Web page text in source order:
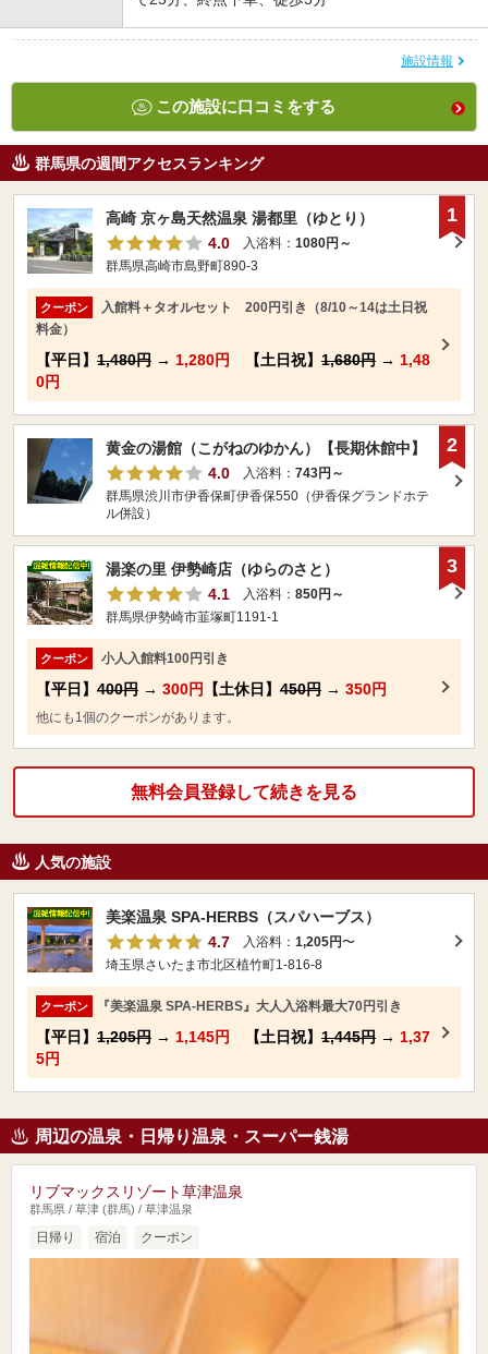
施設情報
この施設に口コミをする
群馬県の週間アクセスランキング
高崎 京ヶ島天然温泉 湯都里（ゆとり）
4.0
入浴料： 1080円～
群馬県高崎市島野町890-3
クーポン
入館料＋タオルセット 200円引き（8/10～14は土日祝
料金）
【平日】 1,480円 → 1,280円 【土日祝】 1,680円 → 1,48
0円
1
黄金の湯館（こがねのゆかん）【長期休館中】
4.0
入浴料： 743円～
群馬県渋川市伊香保町伊香保550（伊香保グランドホテ
ル併設）
2
湯楽の里 伊勢崎店（ゆらのさと）
4.1
入浴料： 850円～
群馬県伊勢崎市韮塚町1191-1
クーポン 小人入館料100円引き
【平日】 400円 → 300円 【土休日】 450円 → 350円
他にも1個のクーポンがあります。
3
無料会員登録して続きを見る
人気の施設
美楽温泉 SPA-HERBS（スパハーブス）
4.7
入浴料： 1,205円〜
埼玉県さいたま市北区植竹町1-816-8
クーポン 『美楽温泉 SPA-HERBS』大人入浴料最大70円引き
【平日】 1,205円 → 1,145円 【土日祝】 1,445円 → 1,37
5円
周辺の温泉・日帰り温泉・スーパー銭湯
リブマックスリゾート草津温泉
群馬県 / 草津 (群馬) / 草津温泉
日帰り 宿泊 クーポン